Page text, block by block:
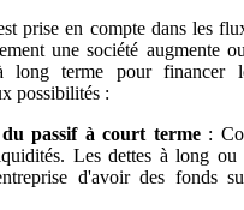
prise en compte dans les
une société augmente
terme pour financer
possibilités :
passif à court terme:
Les dettes à long ou
d'avoir des fonds